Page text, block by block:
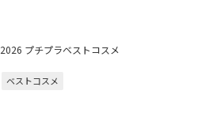
2026 プチプラベストコスメ
ベストコスメ